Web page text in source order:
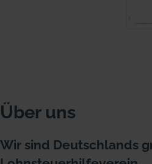
Über uns
Wir sind Deutschlands